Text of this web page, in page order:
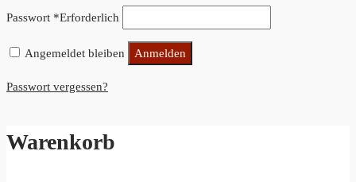
Passwort *Erforderlich
Angemeldet bleiben Anmelden
Passwort vergessen?
Warenkorb